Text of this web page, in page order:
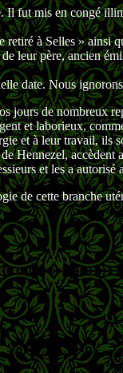
fut mis en congé
à Selles » ainsi
leur père, ancien
date. Nous
de nombreux
et laborieux,
et à leur travail, ils
Hennezel,
et les a autorisé
de cette branche